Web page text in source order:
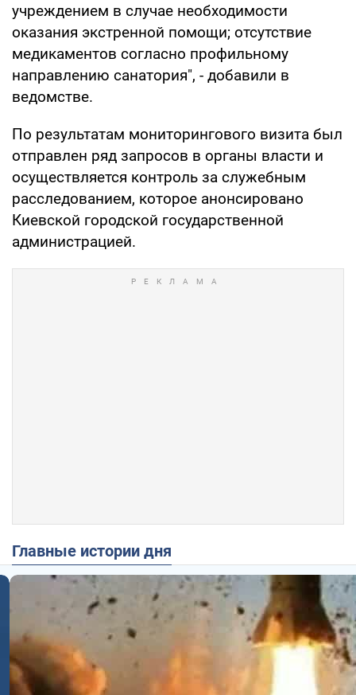
учреждением в случае необходимости
оказания экстренной помощи; отсутствие
медикаментов согласно профильному
направлению санатория", - добавили в
ведомстве.
По результатам мониторингового визита был
отправлен ряд запросов в органы власти и
осуществляется контроль за служебным
расследованием, которое анонсировано
Киевской городской государственной
администрацией.
Главные истории дня